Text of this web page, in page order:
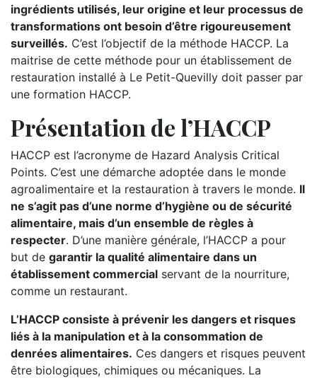
ingrédients utilisés, leur origine et leur processus de
transformations ont besoin d’être rigoureusement
surveillés. C’est l’objectif de la méthode HACCP. La
maitrise de cette méthode pour un établissement de
restauration installé à Le Petit-Quevilly doit passer par
une formation HACCP.
Présentation de l’HACCP
HACCP est l’acronyme de Hazard Analysis Critical
Points. C’est une démarche adoptée dans le monde
agroalimentaire et la restauration à travers le monde. Il
ne s’agit pas d’une norme d’hygiène ou de sécurité
alimentaire, mais d’un ensemble de règles à
respecter. D’une manière générale, l’HACCP a pour
but de garantir la qualité alimentaire dans un
établissement commercial servant de la nourriture,
comme un restaurant.
L’HACCP consiste à prévenir les dangers et risques
liés à la manipulation et à la consommation de
denrées alimentaires. Ces dangers et risques peuvent
être biologiques, chimiques ou mécaniques. La